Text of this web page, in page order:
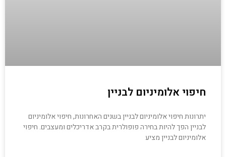
חיפוי אלומיניום לבניין
יתרונות חיפוי אלומיניום לבניין בשנים האחרונות, חיפוי אלומיניום
לבניין הפך להיות בחירה פופולרית בקרב אדריכלים ומעצבים. חיפוי
אלומיניום לבניין מציע